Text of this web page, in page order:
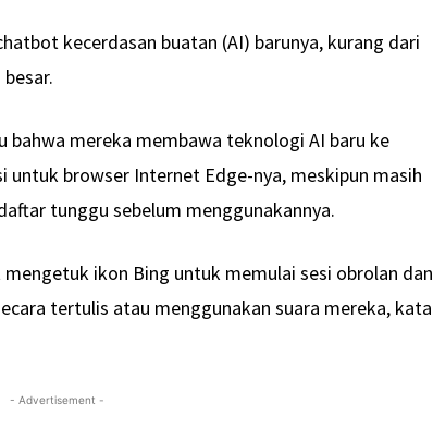
kecerdasan buatan (AI) barunya, kurang dari
bahwa mereka membawa teknologi AI baru ke
untuk browser Internet Edge-nya, meskipun masih
tunggu sebelum menggunakannya.
ikon Bing untuk memulai sesi obrolan dan
tertulis atau menggunakan suara mereka, kata
- Advertisement -